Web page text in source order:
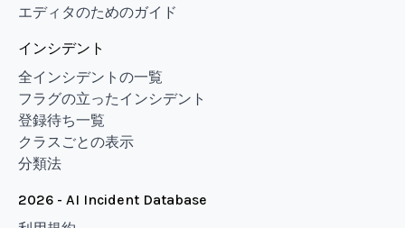
エディタのためのガイド
インシデント
全インシデントの一覧
フラグの立ったインシデント
登録待ち一覧
クラスごとの表示
分類法
2026 - AI Incident Database